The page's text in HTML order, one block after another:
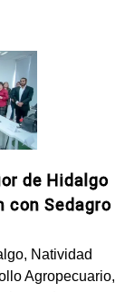
de Hidalgo
con Sedagro
Natividad
Agropecuario,